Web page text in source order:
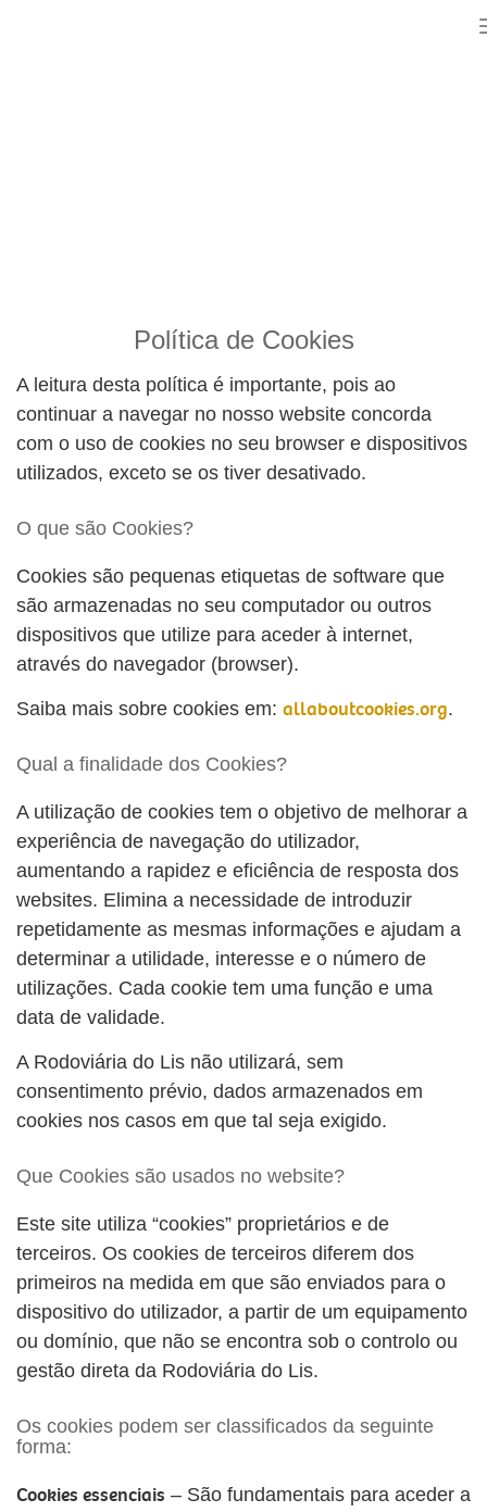
Política de Cookies
A leitura desta política é importante, pois ao
continuar a navegar no nosso website concorda
com o uso de cookies no seu browser e dispositivos
utilizados, exceto se os tiver desativado.
O que são Cookies?
Cookies são pequenas etiquetas de software que
são armazenadas no seu computador ou outros
dispositivos que utilize para aceder à internet,
através do navegador (browser).
Saiba mais sobre cookies em: allaboutcookies.org.
Qual a finalidade dos Cookies?
A utilização de cookies tem o objetivo de melhorar a
experiência de navegação do utilizador,
aumentando a rapidez e eficiência de resposta dos
websites. Elimina a necessidade de introduzir
repetidamente as mesmas informações e ajudam a
determinar a utilidade, interesse e o número de
utilizações. Cada cookie tem uma função e uma
data de validade.
A Rodoviária do Lis não utilizará, sem
consentimento prévio, dados armazenados em
cookies nos casos em que tal seja exigido.
Que Cookies são usados no website?
Este site utiliza “cookies” proprietários e de
terceiros. Os cookies de terceiros diferem dos
primeiros na medida em que são enviados para o
dispositivo do utilizador, a partir de um equipamento
ou domínio, que não se encontra sob o controlo ou
gestão direta da Rodoviária do Lis.
Os cookies podem ser classificados da seguinte
forma:
Cookies essenciais – São fundamentais para aceder a